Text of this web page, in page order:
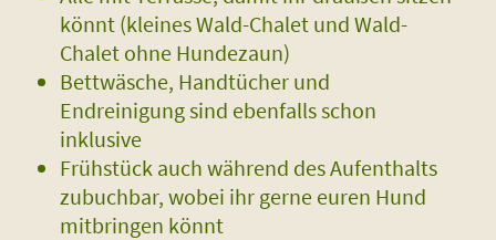
könnt (kleines Wald-Chalet und Wald-
Chalet ohne Hundezaun)
Bettwäsche, Handtücher und
Endreinigung sind ebenfalls schon
inklusive
Frühstück auch während des Aufenthalts
zubuchbar, wobei ihr gerne euren Hund
mitbringen könnt